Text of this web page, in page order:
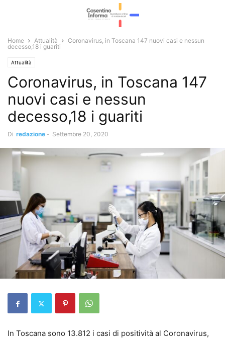
Home Attualità
Coronavirus, in Toscana 147 nuovi casi e nessun
decesso,18 i guariti
Attualità
Coronavirus, in Toscana 147
nuovi casi e nessun
decesso,18 i guariti
Di redazione - Settembre 20, 2020
In Toscana sono 13.812 i casi di positività al Coronavirus,